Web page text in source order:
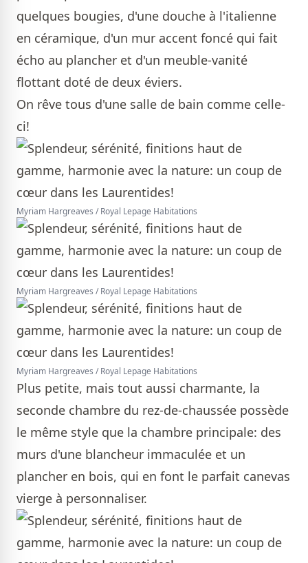
quelques bougies, d'une douche à l'italienne
en céramique, d'un mur accent foncé qui fait
écho au plancher et d'un meuble-vanité
flottant doté de deux éviers.
On rêve tous d'une salle de bain comme celle-
ci!
Myriam Hargreaves / Royal Lepage Habitations
Myriam Hargreaves / Royal Lepage Habitations
Myriam Hargreaves / Royal Lepage Habitations
Plus petite, mais tout aussi charmante, la
seconde chambre du rez-de-chaussée possède
le même style que la chambre principale: des
murs d'une blancheur immaculée et un
plancher en bois, qui en font le parfait canevas
vierge à personnaliser.